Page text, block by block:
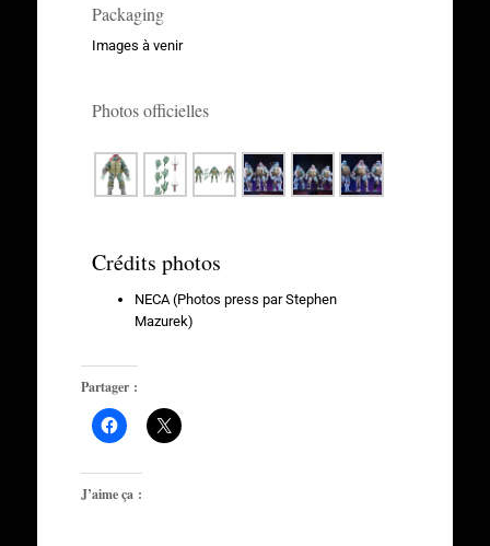
Packaging
Images à venir
Photos officielles
Crédits photos
NECA (Photos press par Stephen
Mazurek)
Partager :
J’aime ça :